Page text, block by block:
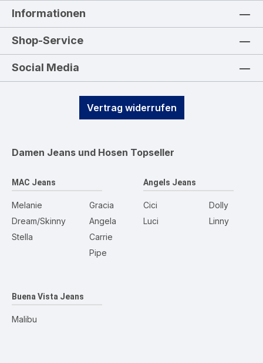
Informationen
Shop-Service
Social Media
Vertrag widerrufen
Damen Jeans und Hosen Topseller
MAC Jeans
Melanie
Dream/Skinny
Stella
Gracia
Angela
Carrie
Pipe
Angels Jeans
Cici
Luci
Dolly
Linny
Buena Vista Jeans
Malibu